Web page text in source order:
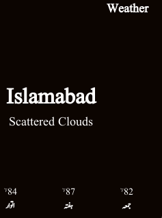
Weather
Islamabad
Scattered Clouds
82
℉
جمعہ
87
℉
ہفتہ
84
℉
اتوار